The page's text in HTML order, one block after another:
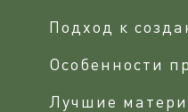
Подход к
Особенности
Лучшие